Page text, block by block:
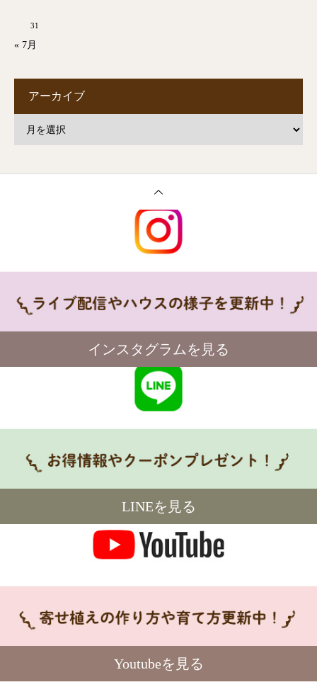
31
« 7月
アーカイブ
インスタグラムを見る
LINEを見る
Youtubeを見る